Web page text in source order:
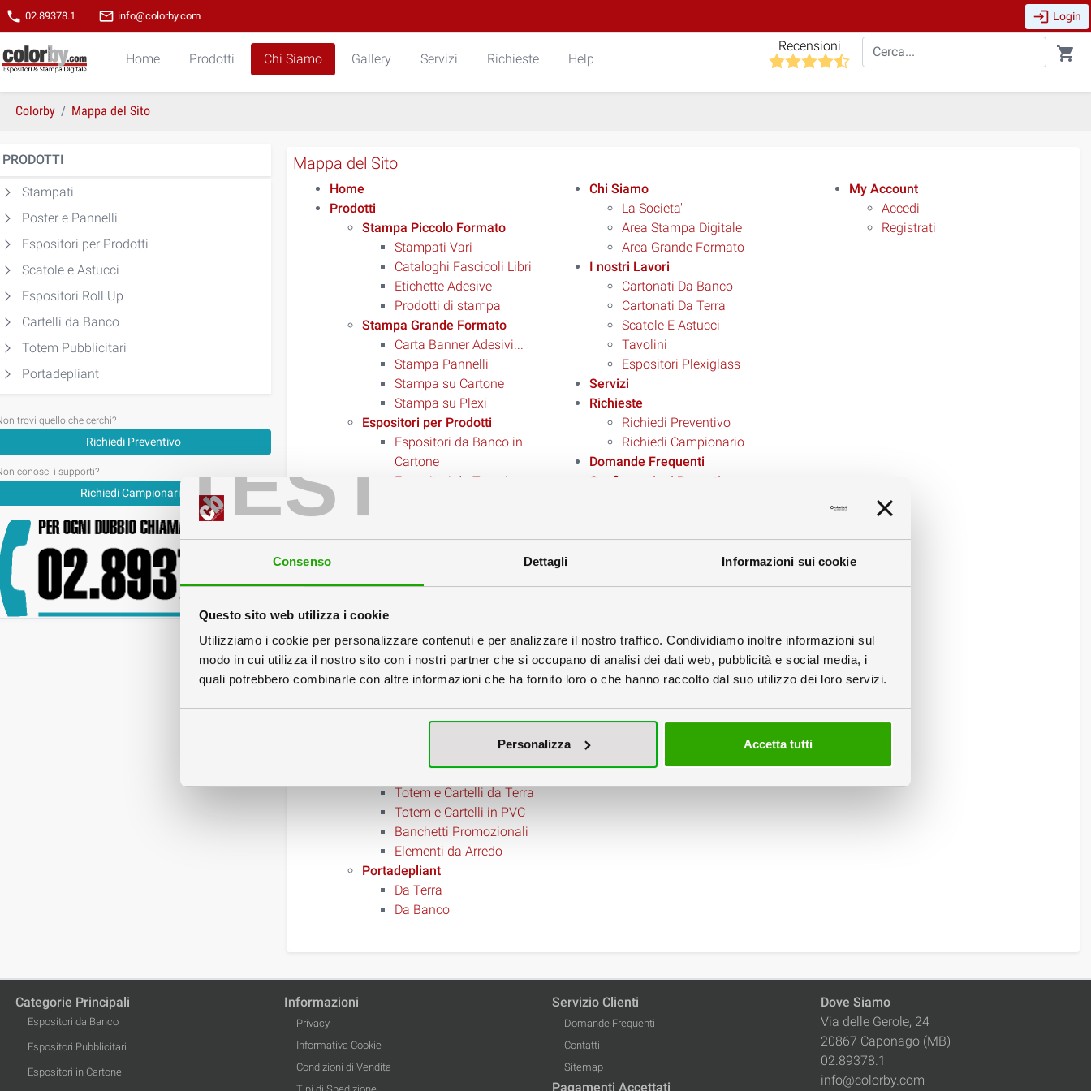
TEST
Consenso Dettagli Informazioni sui cookie
Questo sito web utilizza i cookie
Utilizziamo i cookie per personalizzare contenuti e per analizzare il nostro traffico. Condividiamo inoltre informazioni sul
modo in cui utilizza il nostro sito con i nostri partner che si occupano di analisi dei dati web, pubblicità e social media, i
quali potrebbero combinarle con altre informazioni che ha fornito loro o che hanno raccolto dal suo utilizzo dei loro servizi.
Personalizza Accetta tutti
phone 02.89378.1 mail_outline info@colorby.com login Login
Home Prodotti Chi Siamo Gallery Servizi Richieste Help
Recensioni shopping_cart
Colorby Mappa del Sito
PRODOTTI
Stampati
Poster e Pannelli
Espositori per Prodotti
Scatole e Astucci
Espositori Roll Up
Cartelli da Banco
Totem Pubblicitari
Portadepliant
trovi quello che cerchi?
Richiedi Preventivo
conosci i supporti?
Richiedi Campionario
Mappa del Sito
Home
Prodotti
Stampa Piccolo Formato
Stampati Vari
Cataloghi Fascicoli Libri
Etichette Adesive
Prodotti di stampa
Stampa Grande Formato
Carta Banner Adesivi...
Stampa Pannelli
Stampa su Cartone
Stampa su Plexi
Espositori per Prodotti
Espositori da Banco in
Cartone
Espositori da Terra in
Espositori da Banco in
Packaging e Scatole
Scatole Cartone Teso
Scatole Cartone Ondulato
Scatole Per Bottiglie
Cartelli Banco e Vetrina
Totem e Cartelli da Terra
Totem e Cartelli in PVC
Banchetti Promozionali
Elementi da Arredo
Portadepliant
Da Terra
Da Banco
Chi Siamo
La Societa'
Area Stampa Digitale
Area Grande Formato
I nostri Lavori
Cartonati Da Banco
Cartonati Da Terra
Scatole E Astucci
Tavolini
Espositori Plexiglass
Servizi
Richieste
Richiedi Preventivo
Richiedi Campionario
Domande Frequenti
Configurazioni Recenti
Privacy Policy
My Account
Accedi
Registrati
Categorie Principali
Espositori da Banco
Espositori Pubblicitari
Espositori in Cartone
Informazioni
Privacy
Informativa Cookie
Condizioni di Vendita
Servizio Clienti
Domande Frequenti
Contatti
Sitemap
Pagamenti Accettati
Dove Siamo
Via delle Gerole, 24
20867 Caponago (MB)
02.89378.1
info@colorby.com